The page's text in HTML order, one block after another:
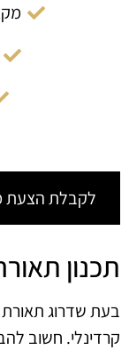
לקבלת הצעת
תכנון
בעת שדרוג תאורת
קרדינלי. חשוב